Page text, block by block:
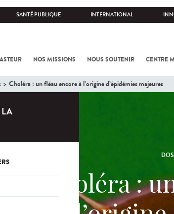
SANTÉ PUBLIQUE INTERNATIONAL
NOS MISSIONS NOUS SOUTENIR CENTRE
Choléra : un fléau encore à l’origine d’épidémies majeures
Choléra :